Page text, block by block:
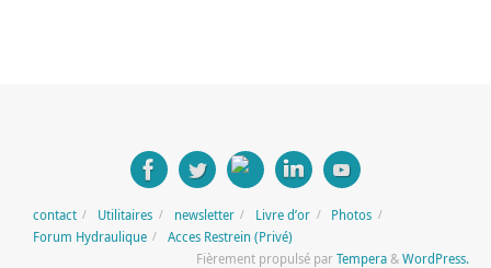
contact Utilitaires newsletter Livre d’or
Photos
Forum Hydraulique
Acces Restrein (Privé)
Fièrement propulsé parTempera&WordPress.